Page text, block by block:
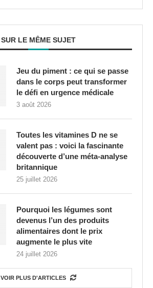
SUR LE MÊME SUJET
Jeu du piment : ce qui se passe
dans le corps peut transformer
le défi en urgence médicale
3 août 2026
Toutes les vitamines D ne se
valent pas : voici la fascinante
découverte d’une méta-analyse
britannique
25 juillet 2026
Pourquoi les légumes sont
devenus l’un des produits
alimentaires dont le prix
augmente le plus vite
24 juillet 2026
VOIR PLUS D'ARTICLES